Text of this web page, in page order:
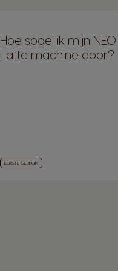
Hoe spoel ik mijn NEO
Latte machine door?
EERSTE GEBRUIK